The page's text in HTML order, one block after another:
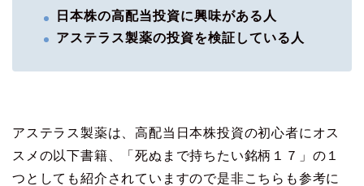
日本株の高配当投資に興味がある人
アステラス製薬の投資を検証している人
アステラス製薬は、高配当日本株投資の初心者にオス
スメの以下書籍、「死ぬまで持ちたい銘柄１７」の１
つとしても紹介されていますので是非こちらも参考に